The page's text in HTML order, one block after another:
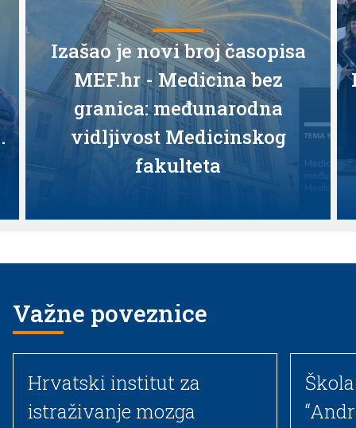
Izašao je novi broj časopisa
MEF.hr - Medicina bez
granica: međunarodna
vidljivost Medicinskog
fakulteta
Važne poveznice
Hrvatski institut za
istraživanje mozga